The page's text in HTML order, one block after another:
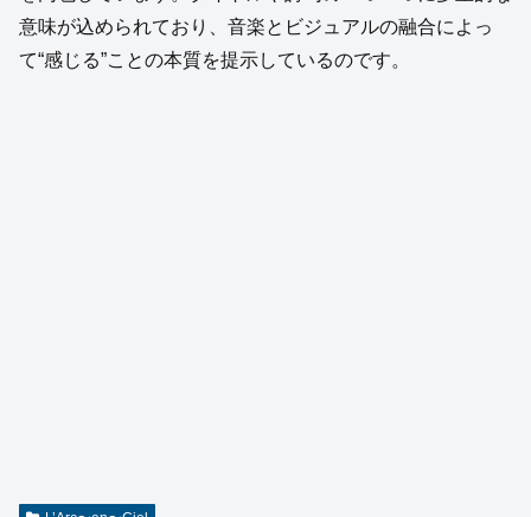
意味が込められており、音楽とビジュアルの融合によっ
て“感じる”ことの本質を提示しているのです。